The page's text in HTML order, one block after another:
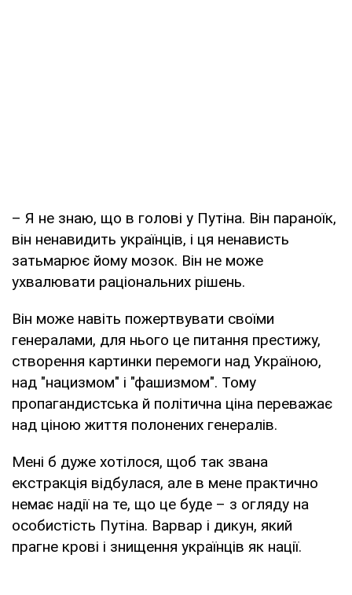
– Я не знаю, що в голові у Путіна. Він параноїк,
він ненавидить українців, і ця ненависть
затьмарює йому мозок. Він не може
ухвалювати раціональних рішень.
Він може навіть пожертвувати своїми
генералами, для нього це питання престижу,
створення картинки перемоги над Україною,
над "нацизмом" і "фашизмом". Тому
пропагандистська й політична ціна переважає
над ціною життя полонених генералів.
Мені б дуже хотілося, щоб так звана
екстракція відбулася, але в мене практично
немає надії на те, що це буде – з огляду на
особистість Путіна. Варвар і дикун, який
прагне крові і знищення українців як нації.